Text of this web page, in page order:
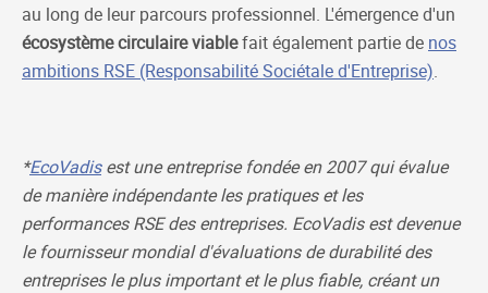
au long de leur parcours professionnel. L'émergence d'un
écosystème circulaire viablefait également partie de nos
ambitions RSE (Responsabilité Sociétale d'Entreprise).
*EcoVadisest une entreprise fondée en 2007 qui évalue
de manière indépendante les pratiques et les
performances RSE des entreprises. EcoVadis est devenue
le fournisseur mondial d'évaluations de durabilité des
entreprises le plus important et le plus fiable, créant un